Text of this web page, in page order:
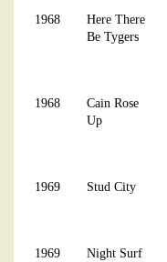
1968
Here There
Be Tygers
1968
Cain Rose
Up
1969 Stud City
1969 Night Surf